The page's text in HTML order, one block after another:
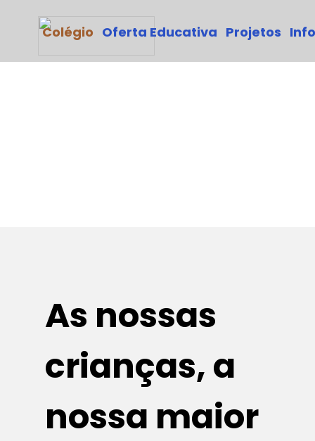
Colégio Oferta Educativa Projetos
As nossas
crianças, a
nossa maior